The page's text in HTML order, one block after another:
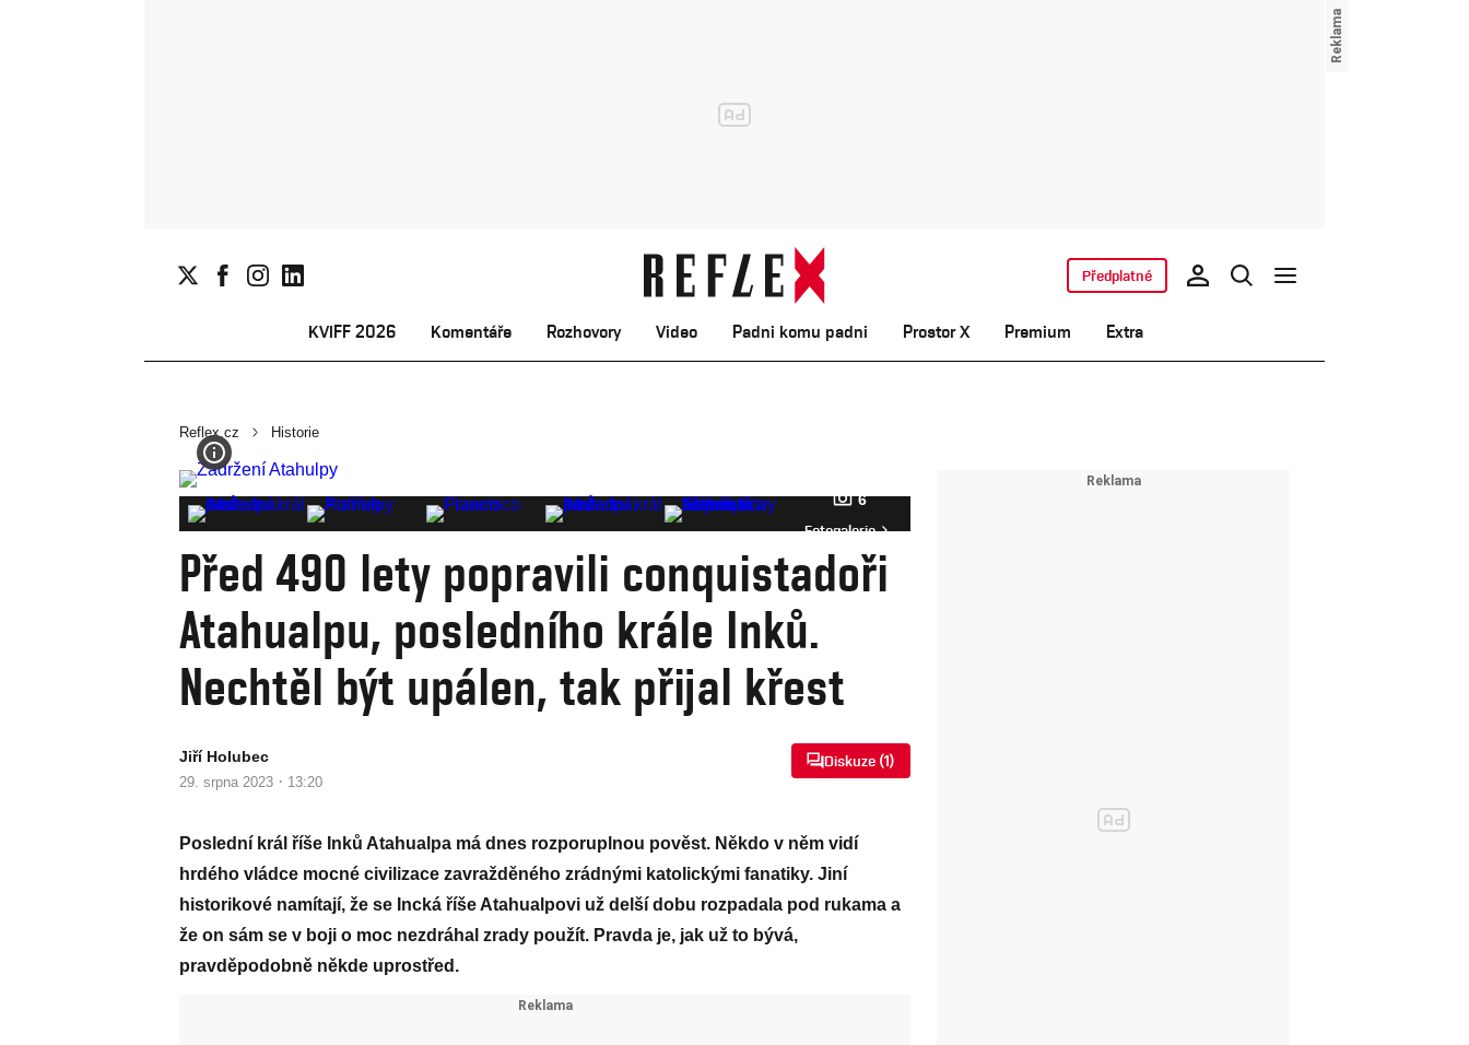
KVIFF 2026 Komentáře Rozhovory Video Padni komu padni Prostor X Premium Extra
Předplatné
Reflex.cz Historie
6
Fotogalerie
Před 490 lety popravili conquistadoři
Atahualpu, posledního krále Inků.
Nechtěl být upálen, tak přijal křest
Jiří Holubec
29. srpna 2023 · 13:20
Diskuze (1)
Poslední král říše Inků Atahualpa má dnes rozporuplnou pověst. Někdo v něm vidí
hrdého vládce mocné civilizace zavražděného zrádnými katolickými fanatiky. Jiní
historikové namítají, že se Incká říše Atahualpovi už delší dobu rozpadala pod rukama a
že on sám se v boji o moc nezdráhal zrady použít. Pravda je, jak už to bývá,
pravděpodobně někde uprostřed.